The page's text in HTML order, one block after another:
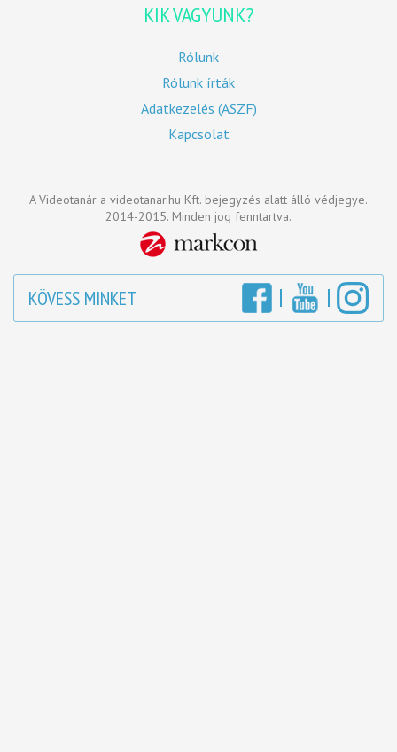
KIK VAGYUNK?
Rólunk
Rólunk írták
Adatkezelés (ASZF)
Kapcsolat
A Videotanár a videotanar.hu Kft. bejegyzés alatt álló védjegye.
2014-2015. Minden jog fenntartva.
KÖVESS MINKET